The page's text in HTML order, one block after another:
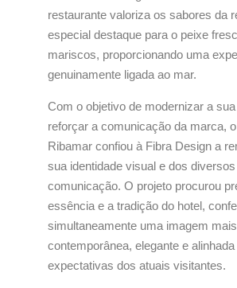
restaurante valoriza os sabores da
especial destaque para o peixe
mariscos, proporcionando uma
genuinamente ligada ao mar.
Com o objetivo de modernizar a
reforçar a comunicação da marca,
Ribamar confiou à Fibra Design a
sua identidade visual e dos
comunicação. O projeto procurou
essência e a tradição do hotel,
simultaneamente uma imagem mais
contemporânea, elegante e
expectativas dos atuais visitantes.